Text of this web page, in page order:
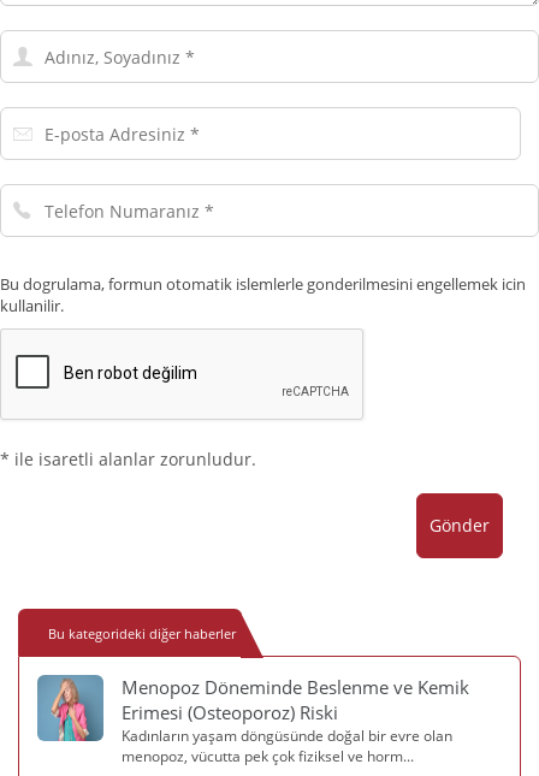
Adınız,
Soyadınız
E-
posta
Telefon
Numaranız
Bu dogrulama, formun otomatik islemlerle gonderilmesini engellemek icin
kullanilir.
* ile isaretli alanlar zorunludur.
Gönder
Bu kategorideki diğer haberler
Menopoz Döneminde Beslenme ve Kemik
Erimesi (Osteoporoz) Riski
Kadınların yaşam döngüsünde doğal bir evre olan
menopoz, vücutta pek çok fiziksel ve horm...